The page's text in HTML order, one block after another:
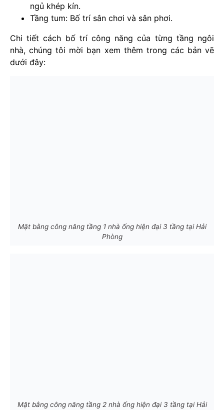
ngủ khép kín.
Tầng tum: Bố trí sân chơi và sân phơi.
Chi tiết cách bố trí công năng của từng tầng ngôi
nhà, chúng tôi mời bạn xem thêm trong các bản vẽ
dưới đây:
Mặt bằng công năng tầng 1 nhà ống hiện đại 3 tầng tại Hải
Phòng
Mặt bằng công năng tầng 2 nhà ống hiện đại 3 tầng tại Hải